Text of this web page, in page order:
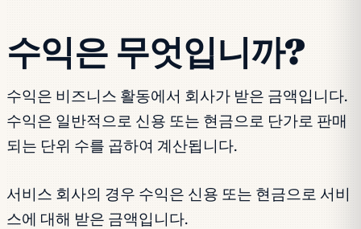
수익은 무엇입니까?
수익은 비즈니스 활동에서 회사가 받은 금액입니다.
수익은 일반적으로 신용 또는 현금으로 단가로 판매
되는 단위 수를 곱하여 계산됩니다.
서비스 회사의 경우 수익은 신용 또는 현금으로 서비
스에 대해 받은 금액입니다.